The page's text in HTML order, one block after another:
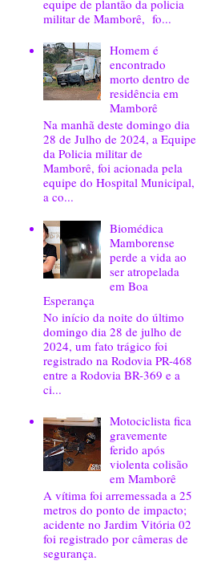
equipe de plantão da policia
militar de Mamborê, fo...
Homem é
encontrado
morto dentro de
residência em
Mamborê
Na manhã deste domingo dia
28 de Julho de 2024, a Equipe
da Policia militar de
Mamborê, foi acionada pela
equipe do Hospital Municipal,
a co...
Biomédica
Mamborense
perde a vida ao
ser atropelada
em Boa
Esperança
No início da noite do último
domingo dia 28 de julho de
2024, um fato trágico foi
registrado na Rodovia PR-468
entre a Rodovia BR-369 e a
ci...
Motociclista fica
gravemente
ferido após
violenta colisão
em Mamborê
A vítima foi arremessada a 25
metros do ponto de impacto;
acidente no Jardim Vitória 02
foi registrado por câmeras de
segurança.